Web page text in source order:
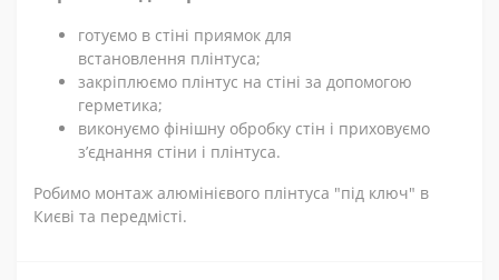
готуємо в стіні приямок для
встановлення плінтуса;
закріплюємо плінтус на стіні за допомогою
герметика;
виконуємо фінішну обробку стін і приховуємо
з’єднання стіни і плінтуса.
Робимо монтаж алюмінієвого плінтуса "під ключ" в
Києві та передмісті.